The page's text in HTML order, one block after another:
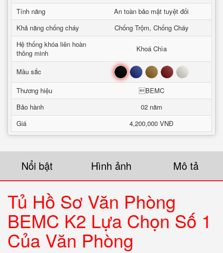
Tính năng
An toàn bảo mật tuyệt đối
Khả năng chống cháy
Chống Trộm, Chống Cháy
Hệ thống khóa liên hoàn
thông minh
Khoá Chìa
Mầu sắc Đen Xanh Nâu Đỏ Trắng
Thương hiệu
BEMC
Bảo hành
02 năm
Giá
4,200,000 VNĐ
Nổi bật Hình ảnh Mô tả
Tủ Hồ Sơ Văn Phòng
BEMC K2 Lựa Chọn Số 1
Của Văn Phòng